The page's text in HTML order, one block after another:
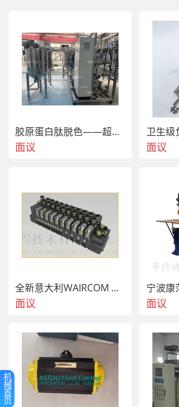
工作原理
通过高频振动电机（1500-3600次/分钟
筛面上产生分层和透筛运动，水分在重力作
高效脱水：单位处理量达5-8吨/小时·平
节能耐用：同步电机降低能耗30%，筛
6。
应用场景
适用于沙场、矿山、洗煤厂等场景，尤
胶原蛋白肽脱色——超滤、纳滤膜脱色法
面议
卫生级
面议
全新意大利WAIRCOM USB/2205060 220V交流电磁阀线圈 原装 报价
面议 面议
机
械
首
页